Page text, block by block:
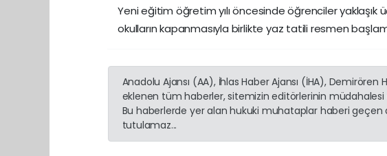
Yeni eğitim öğretim yılı öncesinde öğrenciler yaklaşık
okulların kapanmasıyla birlikte yaz tatili resmen
Anadolu Ajansı (AA), İhlas Haber Ajansı (İHA),
eklenen tüm haberler, sitemizin editörlerinin
Bu haberlerde yer alan hukuki muhataplar haberi
tutulamaz...